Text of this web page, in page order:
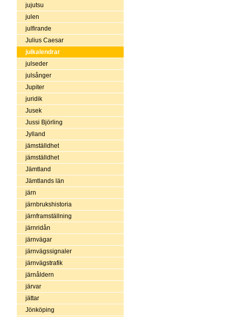
jujutsu
julen
julfirande
Julius Caesar
julkalendrar
julseder
julsånger
Jupiter
juridik
Jusek
Jussi Björling
Jylland
jämställdhet
jämställdhet
Jämtland
Jämtlands län
järn
järnbrukshistoria
järnframställning
järnridån
järnvägar
järnvägssignaler
järnvägstrafik
järnåldern
järvar
jättar
Jönköping